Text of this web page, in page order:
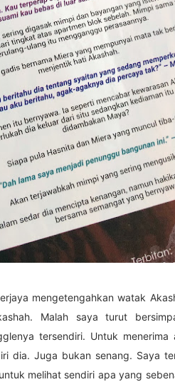
mengetengahkan watak
Malah saya turut
tersendiri. Untuk
dia. Juga bukan senang. Saya
melihat sendiri apa yang